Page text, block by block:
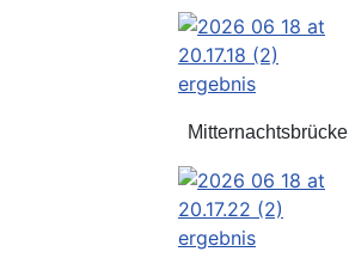
Mitternachtsbrücke